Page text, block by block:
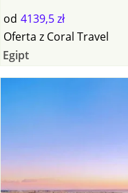
od 4139,5 zł
Oferta z Coral Travel
Egipt